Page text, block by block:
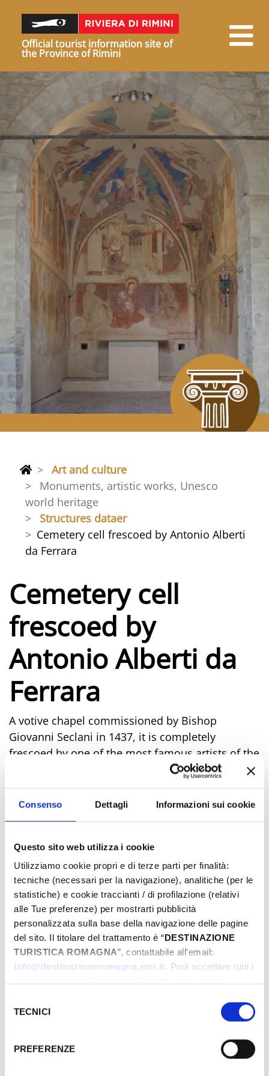
Consenso Dettagli Informazioni sui cookie
Questo sito web utilizza i cookie
Utilizziamo cookie propri e di terze parti per finalità:
tecniche (necessari per la navigazione), analitiche (per le
statistiche) e cookie traccianti / di profilazione (relativi
alle Tue preferenze) per mostrarti pubblicità
personalizzata sulla base della navigazione delle pagine
del sito. Il titolare del trattamento è “DESTINAZIONE
TURISTICA ROMAGNA”, contattabile all'email:
info@destinazioneromagna.emr.it. Puoi accettare tutti i
gestire le tue preferenze facendo clic su “Personalizza”.
Qualora acconsenti a tutti i cookie i Tuoi dati potranno
attualmente non fornisce garanzie idonee per il
delTECNICI
PREFERENZE
Official tourist information site of
the Province of Rimini
Art and culture
Monuments, artistic works, Unesco
world heritage
Structures dataer
Cemetery cell frescoed by Antonio Alberti
da Ferrara
Cemetery cell
frescoed by
Antonio Alberti da
Ferrara
A votive chapel commissioned by Bishop
Giovanni Seclani in 1437, it is completely
frescoed by one of the most famous artists of the
period Antonio Alberti from Ferrara. The back
wall shows scenes of the Annunciation and the
Madonna Enthroned.
On the cross vaults are the four Evangelists and
few square metres is most of the history of the
Church; an extraordinary visual document and a
rare and splendid late-Gothic example.